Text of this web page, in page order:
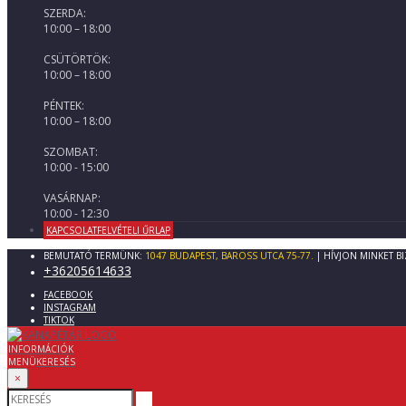
SZERDA:
10:00 – 18:00
CSÜTÖRTÖK:
10:00 – 18:00
PÉNTEK:
10:00 – 18:00
SZOMBAT:
10:00 - 15:00
VASÁRNAP:
10:00 - 12:30
KAPCSOLATFELVÉTELI ŰRLAP
BEMUTATÓ TERMÜNK: 1047 BUDAPEST, BAROSS UTCA 75-77. | HÍVJON MINKET
+36205614633
FACEBOOK
INSTAGRAM
TIKTOK
INFORMÁCIÓK
MENÜKERESÉS
×